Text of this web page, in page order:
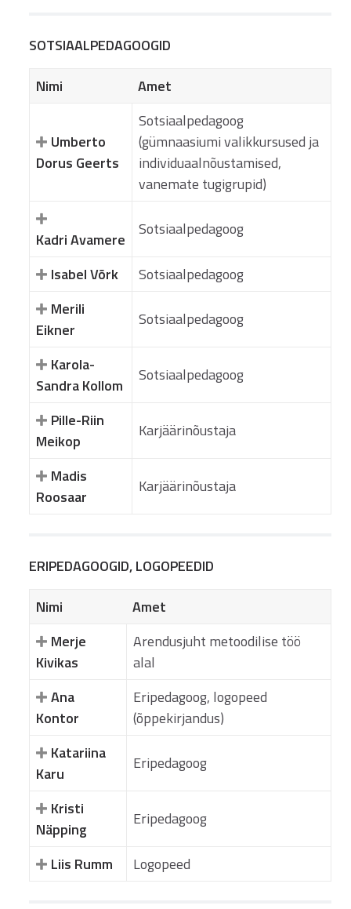
SOTSIAALPEDAGOOGID
Nimi
Amet
Umberto
Dorus Geerts
Sotsiaalpedagoog
(gümnaasiumi valikkursused ja
individuaalnõustamised,
vanemate tugigrupid)
Kadri Avamere
Sotsiaalpedagoog
Isabel Võrk
Sotsiaalpedagoog
Merili
Eikner
Sotsiaalpedagoog
Karola-
Sandra Kollom
Sotsiaalpedagoog
Pille-Riin
Meikop
Karjäärinõustaja
Madis
Roosaar
Karjäärinõustaja
ERIPEDAGOOGID, LOGOPEEDID
Nimi
Amet
Merje
Kivikas
Arendusjuht metoodilise töö
alal
Ana
Kontor
Eripedagoog, logopeed
(õppekirjandus)
Katariina
Karu
Eripedagoog
Kristi
Näpping
Eripedagoog
Liis Rumm Logopeed